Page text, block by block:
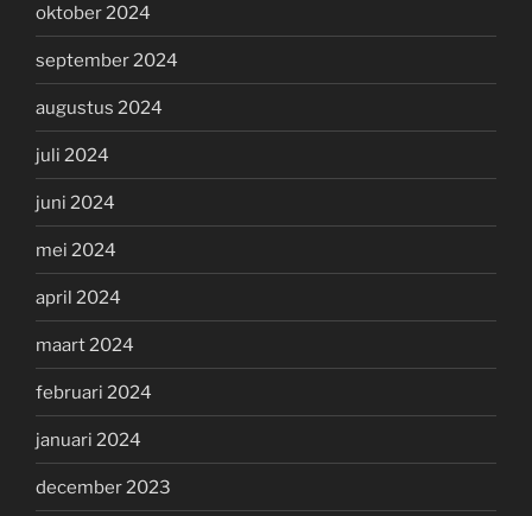
oktober 2024
september 2024
augustus 2024
juli 2024
juni 2024
mei 2024
april 2024
maart 2024
februari 2024
januari 2024
december 2023